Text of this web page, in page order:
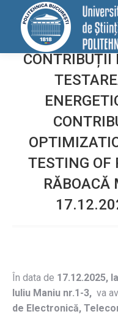
conținut
TESTING OF
În data de 17.12.2025,
Iuliu Maniu nr.1-3, va
de Electronică,